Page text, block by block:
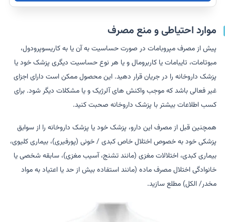
موارد احتیاطی و منع مصرف
پیش از مصرف مپروبامات در صورت حساسیت به آن یا به کاریسوپرودول،
مبوتامات، تایبامات یا کاربرومال و یا هر نوع حساسیت دیگری پزشک خود یا
پزشک داروخانه را در جریان قرار دهید. این محصول ممکن است دارای اجزای
غیر فعالی باشد که موجب واکنش های آلرژیک و یا مشکلات دیگر شود. برای
کسب اطلاعات بیشتر با پزشک داروخانه صحبت کنید.
همچنین قبل از مصرف این دارو، پزشک خود یا پزشک داروخانه را از سوابق
پزشکی خود به خصوص اختلال خاص کبدی / خونی (پورفیری)، بیماری کلیوی،
بیماری کبدی، اختلالات مغزی (مانند تشنج، آسیب مغزی)، سابقه شخصی یا
خانوادگی اختلال مصرف ماده (مانند استفاده بیش از حد یا اعتیاد به مواد
مخدر/ الکل) مطلع سازید.